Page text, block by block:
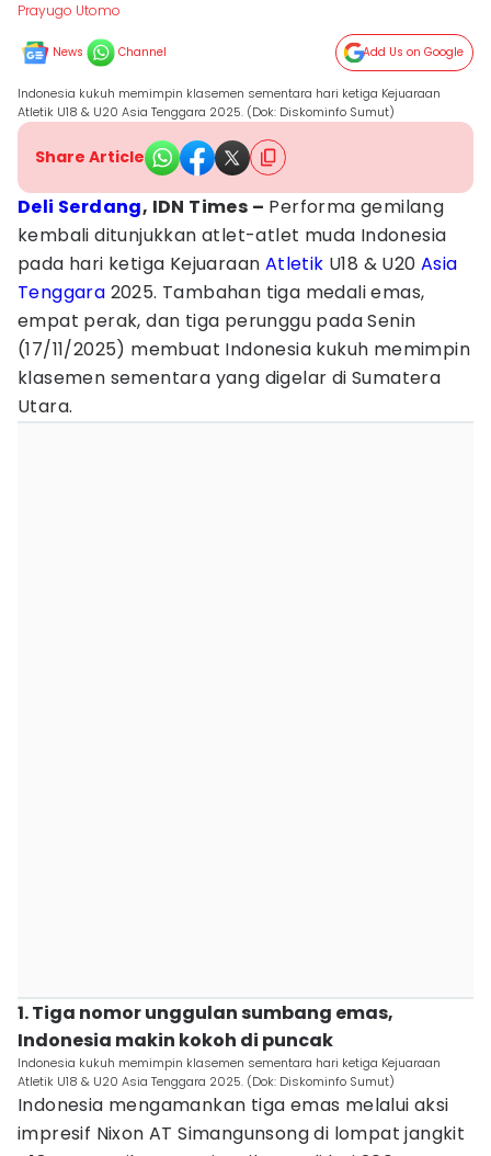
Prayugo Utomo
News Channel Add Us on Google
Indonesia kukuh memimpin klasemen sementara hari ketiga Kejuaraan
Atletik U18 & U20 Asia Tenggara 2025. (Dok: Diskominfo Sumut)
Share Article
Deli Serdang, IDN Times – Performa gemilang
kembali ditunjukkan atlet-atlet muda Indonesia
pada hari ketiga Kejuaraan Atletik U18 & U20Asia
Tenggara 2025. Tambahan tiga medali emas,
empat perak, dan tiga perunggu pada Senin
(17/11/2025) membuat Indonesia kukuh memimpin
klasemen sementara yang digelar di Sumatera
Utara.
1. Tiga nomor unggulan sumbang emas,
Indonesia makin kokoh di puncak
Indonesia kukuh memimpin klasemen sementara hari ketiga Kejuaraan
Atletik U18 & U20 Asia Tenggara 2025. (Dok: Diskominfo Sumut)
Indonesia mengamankan tiga emas melalui aksi
impresif Nixon AT Simangunsong di lompat jangkit